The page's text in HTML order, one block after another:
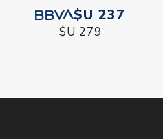
$U 237
$U 279